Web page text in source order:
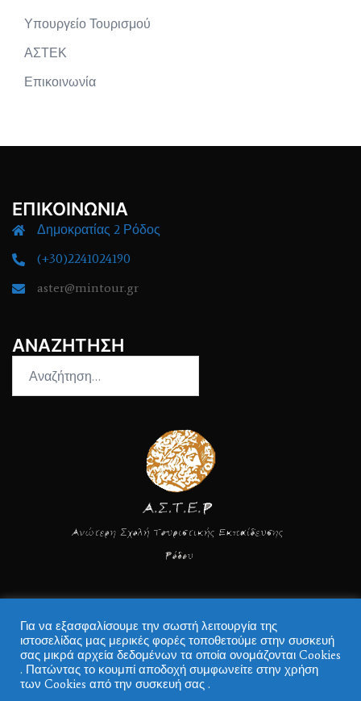
Υπουργείο Τουρισμού
ΑΣΤΕΚ
Επικοινωνία
ΕΠΙΚΟΙΝΩΝΙΑ
Δημοκρατίας 2 Ρόδος
(+30)2241024190
aster@mintour.gr
ΑΝΑΖΗΤΗΣΗ
για:
© 2026 ΑΣΤΕΡ.
Για να εξασφαλίσουμε την σωστή λειτουργία της
ιστοσελίδας μας μερικές φορές τοποθετούμε στην συσκευή
σας μικρά αρχεία δεδομένων τα οποία ονομάζονται Cookies
. Πατώντας το κουμπί αποδοχή συμφωνείτε στην χρήση
των Cookies από την συσκευή σας .